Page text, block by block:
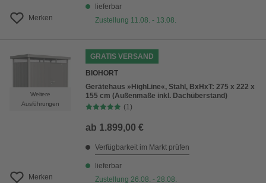
Merken
lieferbar
Zustellung 11.08. - 13.08.
Weitere
Ausführungen
Merken
GRATIS VERSAND
BIOHORT
Gerätehaus »HighLine«, Stahl, BxHxT: 275 x 222 x
155 cm (Außenmaße inkl. Dachüberstand)
(1)
ab 1.899,00 €
Verfügbarkeit im Markt prüfen
lieferbar
Zustellung 26.08. - 28.08.